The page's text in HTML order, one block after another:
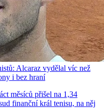
Alcaraz vydělal víc než
i bez hraní
měsíců přišel na 1,34
finanční král tenisu, na něj